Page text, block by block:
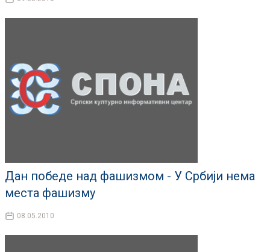
Дан победе над фашизмом - У Србији нема
места фашизму
08.05.2010